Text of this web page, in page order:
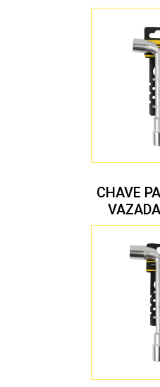
CHAVE